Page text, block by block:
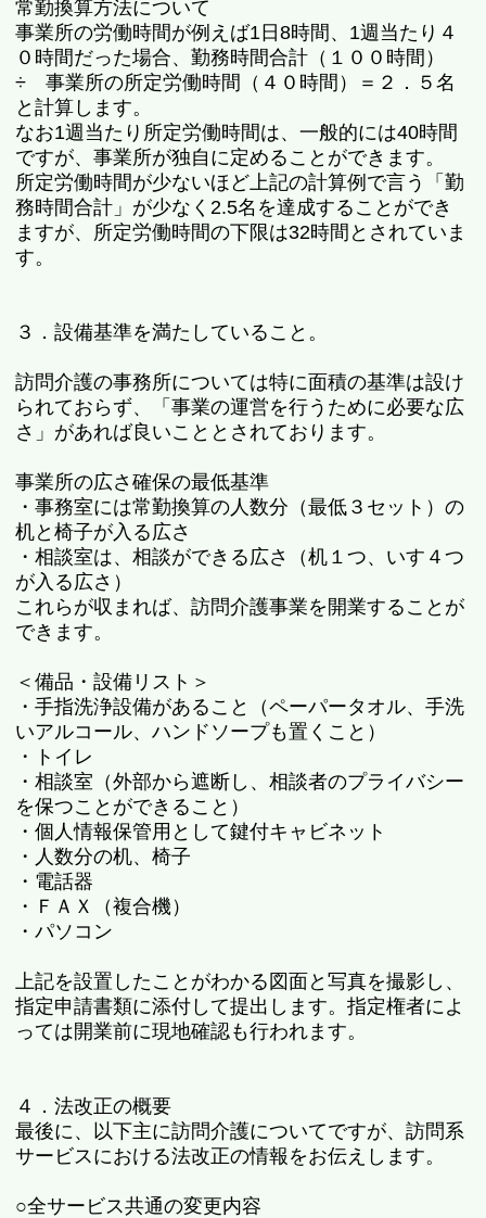
常勤換算方法について
事業所の労働時間が例えば1日8時間、1週当たり４
０時間だった場合、勤務時間合計（１００時間）
÷ 事業所の所定労働時間（４０時間）＝２．５名
と計算します。
なお1週当たり所定労働時間は、一般的には40時間
ですが、事業所が独自に定めることができます。
所定労働時間が少ないほど上記の計算例で言う「勤
務時間合計」が少なく2.5名を達成することができ
ますが、所定労働時間の下限は32時間とされていま
す。
３．設備基準を満たしていること。
訪問介護の事務所については特に面積の基準は設け
られておらず、「事業の運営を行うために必要な広
さ」があれば良いこととされております。
事業所の広さ確保の最低基準
・事務室には常勤換算の人数分（最低３セット）の
机と椅子が入る広さ
・相談室は、相談ができる広さ（机１つ、いす４つ
が入る広さ）
これらが収まれば、訪問介護事業を開業することが
できます。
＜備品・設備リスト＞
・手指洗浄設備があること（ペーパータオル、手洗
いアルコール、ハンドソープも置くこと）
・トイレ
・相談室（外部から遮断し、相談者のプライバシー
を保つことができること）
・個人情報保管用として鍵付キャビネット
・人数分の机、椅子
・電話器
・ＦＡＸ（複合機）
・パソコン
上記を設置したことがわかる図面と写真を撮影し、
指定申請書類に添付して提出します。指定権者によ
っては開業前に現地確認も行われます。
４．法改正の概要
最後に、以下主に訪問介護についてですが、訪問系
サービスにおける法改正の情報をお伝えします。
○全サービス共通の変更内容